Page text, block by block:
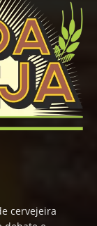
cervejeira